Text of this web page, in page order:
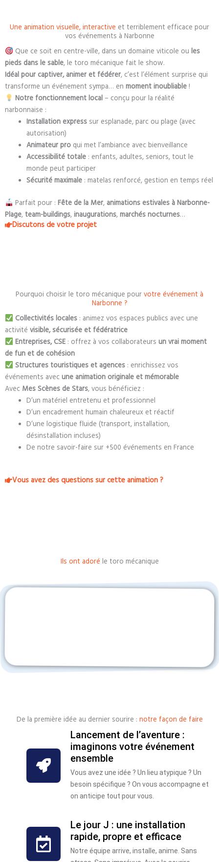
Une animation visuelle, interactive et terriblement efficace pour
vos événements à Narbonne
Que ce soit en centre-ville, dans un domaine viticole ou les
pieds dans le sable, le toro mécanique fait le show.
Idéal pour captiver, animer et fédérer, c’est l’élément surprise qui
transforme un événement sympa… en moment inoubliable !
Notre fonctionnement local– conçu pour la réalité
narbonnaise :
Installation expresssur esplanade, parc ou plage (avec
autorisation)
Animateur proqui met l’ambiance avec bienveillance
Accessibilité totale: enfants, adultes, seniors, tout le
monde peut participer
Sécurité maximale: matelas renforcé, gestion en temps réel
Parfait pour : Fête de la Mer, animations estivales à Narbonne-
Plage, team-buildings, inaugurations, marchés nocturnes…
Discutons de votre projet
Pourquoi choisir le toro mécanique pour votre événement à
Narbonne ?
Collectivités locales: animez vos espaces publics avec une
activité visible, sécurisée et fédératrice
Entreprises, CSE: offrez à vos collaborateurs un vrai moment
de fun et de cohésion
Structures touristiques et agences: enrichissez vos
événements avec une animation originale et mémorable
Avec Mes Scènes de Stars, vous bénéficiez :
D’un matériel entretenu et professionnel
D’un encadrement humain chaleureux et réactif
D’une logistique fluide (transport, installation,
désinstallation incluses)
De notre savoir-faire sur +500 événements en France
Vous avez des questions sur cette animation ?
Ils ont adoré le toro mécanique
De la première idée au dernier sourire : notre façon de faire
Lancement de l’aventure :
imaginons votre événement
ensemble
Vous avez une idée ? Un lieu atypique ? Un
besoin spécifique ? On vous accompagne et
on anticipe tout pour vous.
Le jour J : une installation
rapide, propre et efficace
Notre équipe arrive, installe, anime. Sans